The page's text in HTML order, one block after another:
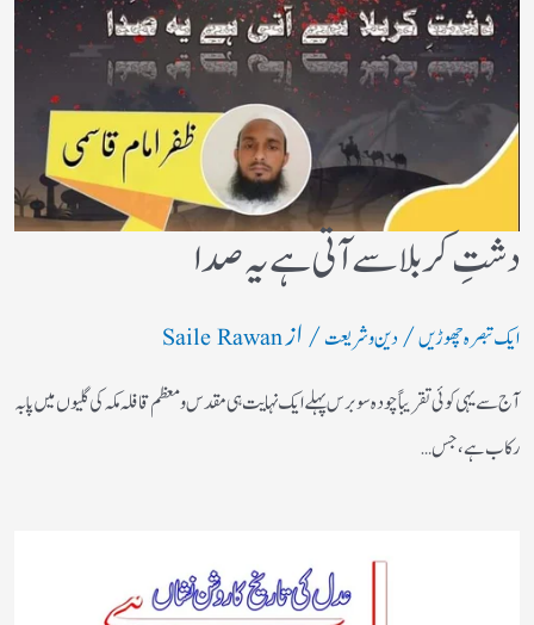
دشتِ کربلا سے آتی ہے یہ صدا
ایک تبصرہ چھوڑیں/دین و شریعت/ ازSaile Rawan
آج سے یہی کوئی تقریباً چودہ سو برس پہلے ایک نہایت ہی مقدس و معظم قافلہ مکہ کی گلیوں میں پا بہ
رکاب ہے، جس…